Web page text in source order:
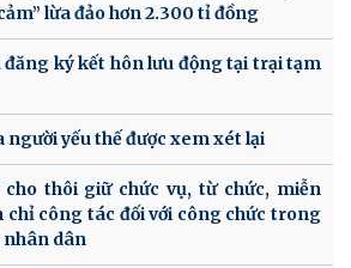
lừa đảo hơn 2.300 tỉ đồng
đăng ký kết hôn lưu động tại trại tạm
người yếu thế được xem xét lại
cho thôi giữ chức vụ, từ chức, miễn
chỉ công tác đối với công chức trong
dân